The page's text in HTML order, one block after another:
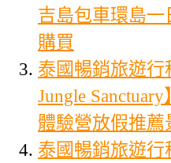
吉島包車環島一
購買
泰國暢銷旅遊行
Jungle
體驗營放假推薦
泰國暢銷旅遊